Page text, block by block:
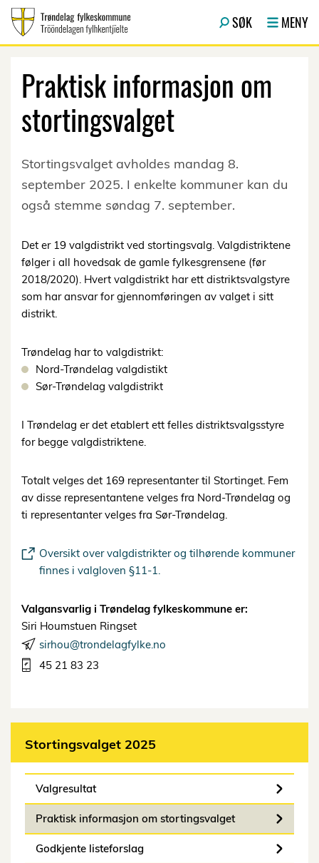
SØK MENY
Praktisk informasjon om
stortingsvalget
Stortingsvalget avholdes mandag 8.
september 2025. I enkelte kommuner kan du
også stemme søndag 7. september.
Det er 19 valgdistrikt ved stortingsvalg. Valgdistriktene
følger i all hovedsak de gamle fylkesgrensene (før
2018/2020). Hvert valgdistrikt har ett distriktsvalgstyre
som har ansvar for gjennomføringen av valget i sitt
distrikt.
Trøndelag har to valgdistrikt:
Nord-Trøndelag valgdistikt
Sør-Trøndelag valgdistrikt
I Trøndelag er det etablert ett felles distriktsvalgsstyre
for begge valgdistriktene.
Totalt velges det 169 representanter til Stortinget. Fem
av disse representantene velges fra Nord-Trøndelag og
ti representanter velges fra Sør-Trøndelag.
Oversikt over valgdistrikter og tilhørende kommuner
finnes i valgloven §11-1.
Valgansvarlig i Trøndelag fylkeskommune er:
Siri Houmstuen Ringset
sirhou@trondelagfylke.no
45 21 83 23
Stortingsvalget 2025
Valgresultat
Praktisk informasjon om stortingsvalget
Godkjente listeforslag